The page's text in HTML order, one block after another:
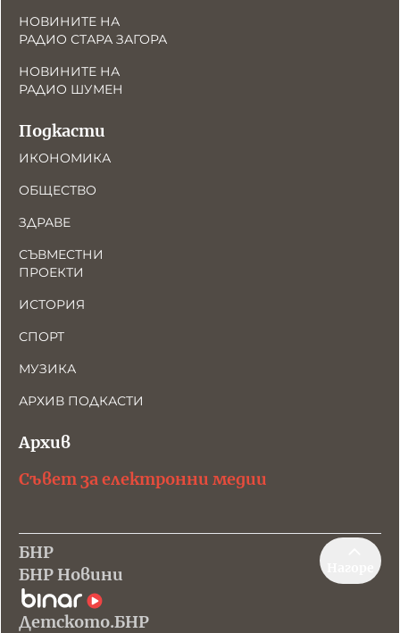
НОВИНИТЕ НА
РАДИО СТАРА ЗАГОРА
НОВИНИТЕ НА
РАДИО ШУМЕН
Подкасти
ИКОНОМИКА
ОБЩЕСТВО
ЗДРАВЕ
СЪВМЕСТНИ
ПРОЕКТИ
ИСТОРИЯ
СПОРТ
МУЗИКА
АРХИВ ПОДКАСТИ
Архив
Съвет за електронни медии
БНР
БНР Новини
Детското.БНР